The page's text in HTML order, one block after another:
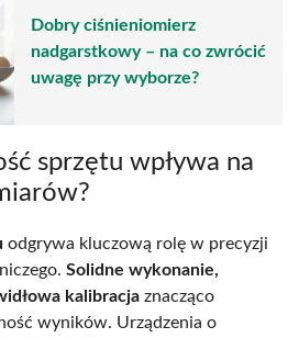
Dobry ciśnieniomierz
nadgarstkowy – na co zwrócić
uwagę przy wyborze?
sprzętu wpływa na
odgrywa kluczową rolę w precyzji
Solidne wykonanie,
kalibracja znacząco
wyników. Urządzenia o